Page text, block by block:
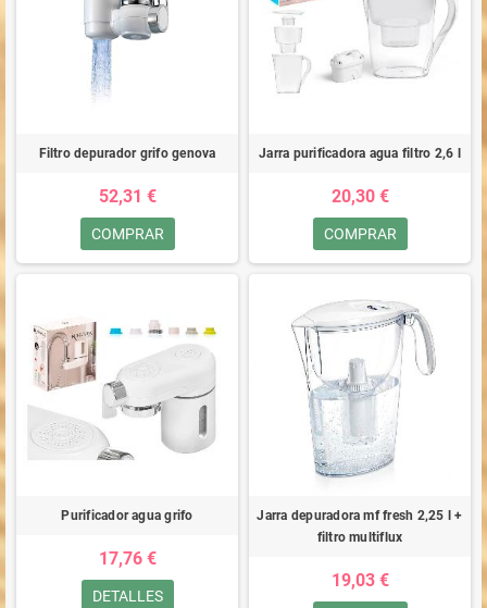
Filtro depurador grifo genova
52,31 €
COMPRAR
Jarra purificadora agua filtro 2,6 l
20,30 €
COMPRAR
Purificador agua grifo
17,76 €
DETALLES
Jarra depuradora mf fresh 2,25 l +
filtro multiflux
19,03 €